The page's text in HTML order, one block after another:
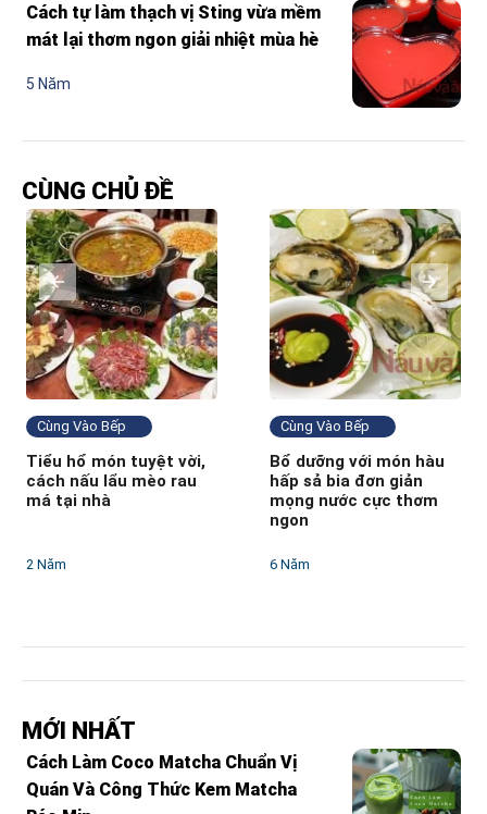
Cách tự làm thạch vị Sting vừa mềm
mát lại thơm ngon giải nhiệt mùa hè
5 Năm
CÙNG CHỦ ĐỀ
Cùng Vào Bếp
Tiểu hổ món tuyệt vời,
cách nấu lẩu mèo rau
má tại nhà
2 Năm
Cùng Vào Bếp
Bổ dưỡng với món hàu
hấp sả bia đơn giản
mọng nước cực thơm
ngon
6 Năm
MỚI NHẤT
Cách Làm Coco Matcha Chuẩn Vị
Quán Và Công Thức Kem Matcha